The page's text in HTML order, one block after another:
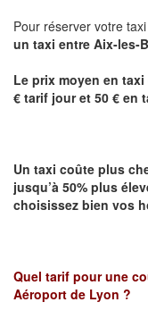
Pour réserver votre
un taxi entre Aix-les-
Le prix moyen en taxi
€ tarif jour et 50 € en
Un taxi coûte plus
jusqu’à 50% plus
choisissez bien vos
Quel tarif pour une
Aéroport de Lyon ?